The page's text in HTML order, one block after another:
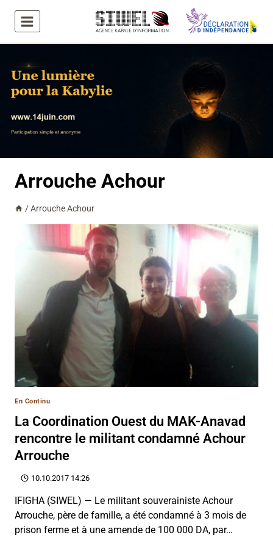
contenu
Arrouche Achour
/ Arrouche Achour
En Continu
La Coordination Ouest du MAK-Anavad
rencontre le militant condamné Achour
Arrouche
10.10.2017 14:26
IFIGHA (SIWEL) — Le militant souverainiste Achour
Arrouche, père de famille, a été condamné à 3 mois de
prison ferme et à une amende de 100 000 DA, par…